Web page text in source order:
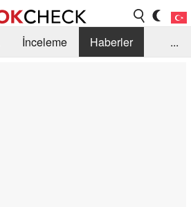
İnceleme
Haberler
...